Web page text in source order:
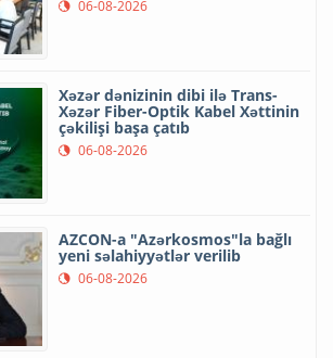
06-08-2026
Xəzər dənizinin dibi ilə Trans-
Xəzər Fiber-Optik Kabel Xəttinin
çəkilişi başa çatıb
06-08-2026
AZCON-a "Azərkosmos"la bağlı
yeni səlahiyyətlər verilib
06-08-2026